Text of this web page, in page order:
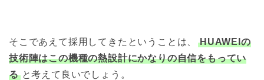
そこであえて採用してきたということは、
HUAWEIの
技術陣はこの機種の熱設計にかなりの自信をもってい
る と考えて良いでしょう。